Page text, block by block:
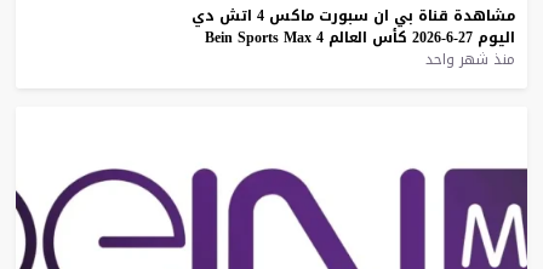
مشاهدة قناة بي ان سبورت ماكس 4 اتش دي
اليوم 27-6-2026 كأس العالم Bein Sports Max 4
منذ شهر واحد